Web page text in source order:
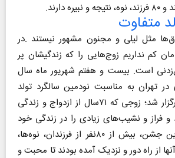
دارند.
متفاوت
مثل لیلی و مجنون مشهور نیستند .در
کم نداریم زوج‌هایی را که زندگیشان پر
است. بیست و هفتم شهریور ماه سال
تهران به مناسبت نودمین سالگرد تولد
غلامرضا و شهربانو برگزار شد؛ زوجی که ۷۱سال از ازدواج و زندگی
و فراز و نشیب‌های زیادی را در زندگی خود
شاهد بوده‌اند. در این جشن، بیش از ۸۰نفر از فرزندان، نوه‌ها،
از راه دور و نزدیک آمده بودند تا محبت و